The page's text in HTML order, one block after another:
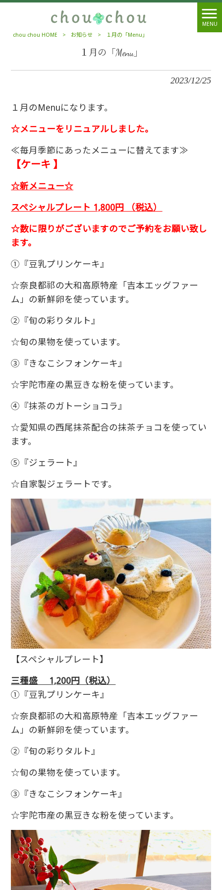
MENU
chou chou HOME
> お知らせ > １月の「Menu」
１月の「Menu」
2023/12/25
１月のMenuになります。
☆メニューをリニュアルしました。
≪毎月季節にあったメニューに替えてます≫
【ケーキ 】
☆新メニュー☆
スペシャルプレート 1,800円 （税込）
☆数に限りがございますのでご予約をお願い致し
ます。
①『豆乳プリンケーキ』
☆奈良都祁の大和高原特産「吉本エッグファー
ム」の新鮮卵を使っています。
②『旬の彩りタルト』
☆旬の果物を使っています。
③『きなこシフォンケーキ』
☆宇陀市産の黒豆きな粉を使っています。
④『抹茶のガトーショコラ』
☆愛知県の西尾抹茶配合の抹茶チョコを使ってい
ます。
⑤『ジェラート』
☆自家製ジェラートです。
【スペシャルプレート】
三種盛 1,200円（税込）
①『豆乳プリンケーキ』
☆奈良都祁の大和高原特産「吉本エッグファー
ム」の新鮮卵を使っています。
②『旬の彩りタルト』
☆旬の果物を使っています。
③『きなこシフォンケーキ』
☆宇陀市産の黒豆きな粉を使っています。